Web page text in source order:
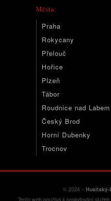
Města:
Praha
Rokycany
Přelouč
Hořice
Plzeň
Tábor
Roudnice nad Labem
Český Brod
Horní Dubenky
Trocnov
© 2026 ~ Husitský-
Tento web používá k poskytování